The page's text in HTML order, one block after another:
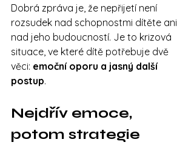
Dobrá zpráva je, že nepřijetí není
rozsudek nad schopnostmi dítěte ani
nad jeho budoucností. Je to krizová
situace, ve které dítě potřebuje dvě
věci: emoční oporu a jasný další
postup.
Nejdřív emoce,
potom strategie